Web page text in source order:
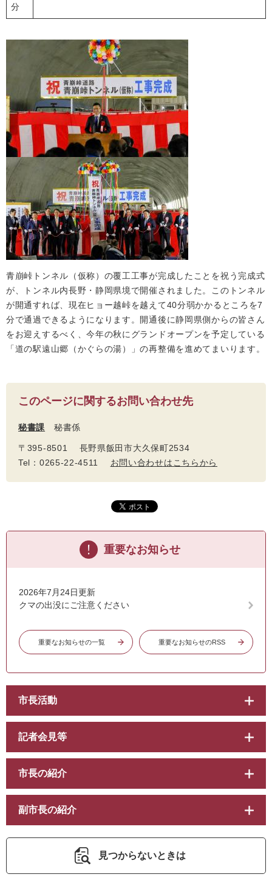
分
青崩峠トンネル（仮称）の覆工工事が完成したことを祝う完成式
が、トンネル内長野・静岡県境で開催されました。このトンネル
が開通すれば、現在ヒョー越峠を越えて40分弱かかるところを7
分で通過できるようになります。開通後に静岡県側からの皆さん
をお迎えするべく、今年の秋にグランドオープンを予定している
「道の駅遠山郷（かぐらの湯）」の再整備を進めてまいります。
このページに関するお問い合わせ先
秘書課 秘書係
〒395-8501 長野県飯田市大久保町2534
Tel：0265-22-4511 お問い合わせはこちらから
重要なお知らせ
2026年7月24日更新
クマの出没にご注意ください
重要なお知らせの一覧 重要なお知らせのRSS
市長活動
記者会見等
市長の紹介
副市長の紹介
見つからないときは